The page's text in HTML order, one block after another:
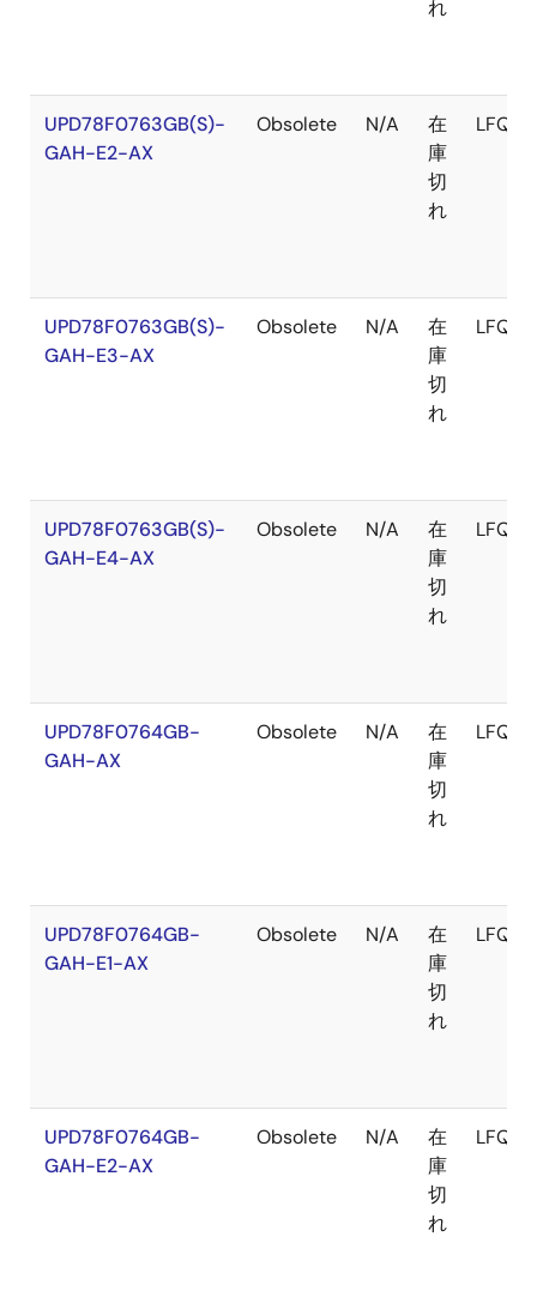
れ
UPD78F0763GB(S)-
GAH-E2-AX
Obsolete N/A
在
庫
切
れ
LFQFP
UPD78F0763GB(S)-
GAH-E3-AX
Obsolete N/A
在
庫
切
れ
LFQFP
UPD78F0763GB(S)-
GAH-E4-AX
Obsolete N/A
在
庫
切
れ
LFQFP
UPD78F0764GB-
GAH-AX
Obsolete N/A
在
庫
切
れ
LFQFP
UPD78F0764GB-
GAH-E1-AX
Obsolete N/A
在
庫
切
れ
LFQFP
UPD78F0764GB-
GAH-E2-AX
Obsolete N/A
在
庫
切
れ
LFQFP